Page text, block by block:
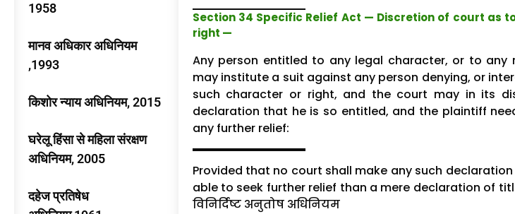
1958
मानव अधिकार अधिनियम
,1993
किशोर न्याय अधिनियम, 2015
घरेलू हिंसा से महिला संरक्षण
अधिनियम, 2005
दहेज प्रतिषेध
Section 34 Specific Relief Act — Discretion of court as
right —
Any person entitled to any legal character, or to any
may institute a suit against any person denying, or
such character or right, and the court may in its
declaration that he is so entitled, and the plaintiff
any further relief:
Provided that no court shall make any such
able to seek further relief than a mere declaration of
विनिर्दिष्ट अनुतोष अधिनियम